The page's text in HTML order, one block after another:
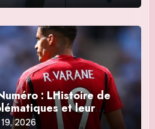
: LHistoire de
et leur
2026